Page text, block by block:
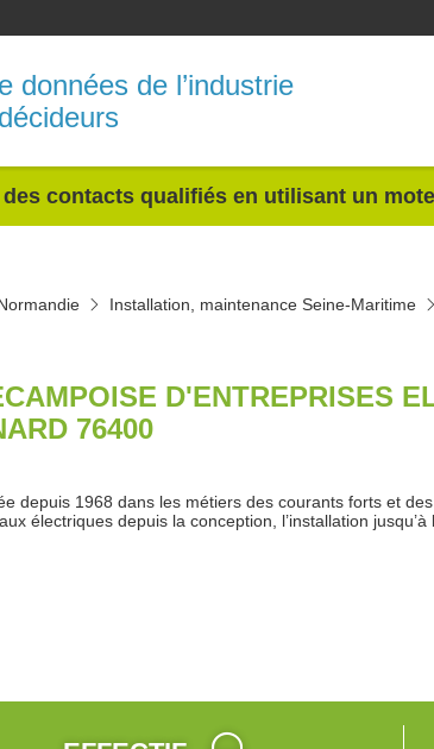
données de l’industrie
des contacts qualifiés en utilisant un
Installation, maintenance Seine-Maritime
D'ENTREPRISES
76400
depuis 1968 dans les métiers des courants forts et
électriques depuis la conception, l’installation